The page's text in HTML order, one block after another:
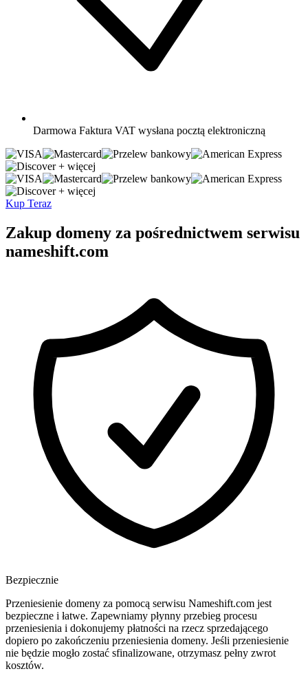
Darmowa Faktura VAT wysłana pocztą elektroniczną
+ więcej
+ więcej
Kup Teraz
Zakup domeny za pośrednictwem serwisu
nameshift.com
Bezpiecznie
Przeniesienie domeny za pomocą serwisu Nameshift.com jest
bezpieczne i łatwe. Zapewniamy płynny przebieg procesu
przeniesienia i dokonujemy płatności na rzecz sprzedającego
dopiero po zakończeniu przeniesienia domeny. Jeśli przeniesienie
nie będzie mogło zostać sfinalizowane, otrzymasz pełny zwrot
kosztów.